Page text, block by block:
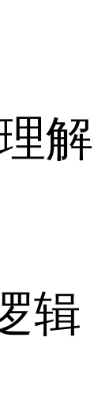
解
辑